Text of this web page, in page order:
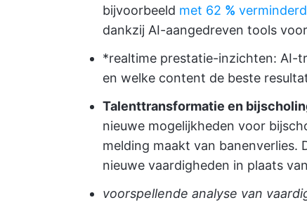
bijvoorbeeld met 62 % verminderd
dankzij AI-aangedreven tools
*realtime prestatie-inzichten: AI-
en welke content de beste
Talenttransformatie en
nieuwe mogelijkheden voor
melding maakt van
nieuwe vaardigheden in plaats
voorspellende analyse van